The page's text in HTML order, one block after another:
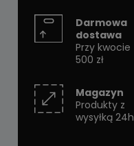
Darmowa
dostawa
Przy kwocie
500 zł
Magazyn
Produkty z
wysyłką 24h